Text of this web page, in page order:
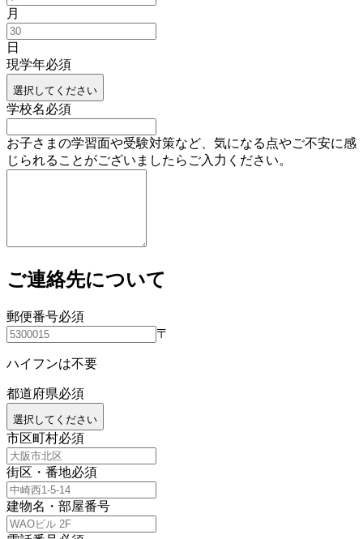
月
日
現学年必須
選択してください
学校名必須
お子さまの学習面や受験対策など、気になる点やご不安に感
じられることがございましたらご入力ください。
ご連絡先について
郵便番号必須
〒
ハイフンは不要
都道府県必須
選択してください
市区町村必須
街区・番地必須
建物名・部屋番号